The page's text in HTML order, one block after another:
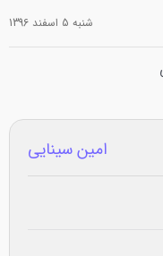
شنبه 5 اسفند 1396
امین سینایی